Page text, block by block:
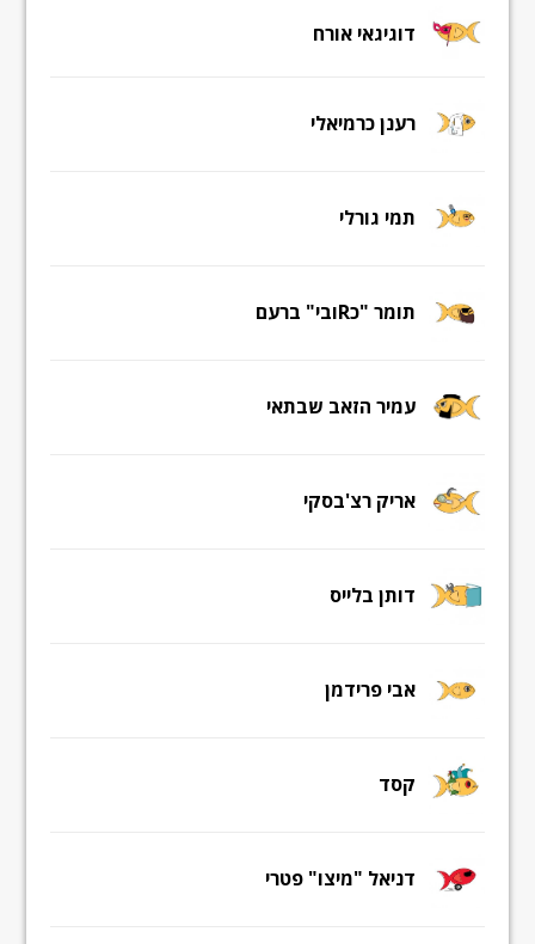
דוגיגאי אורח
רענן כרמיאלי
תמי גורלי
תומר "כRובי" ברעם
עמיר הזאב שבתאי
אריק רצ'בסקי
דותן בלייס
אבי פרידמן
קסד
דניאל "מיצו" פטרי